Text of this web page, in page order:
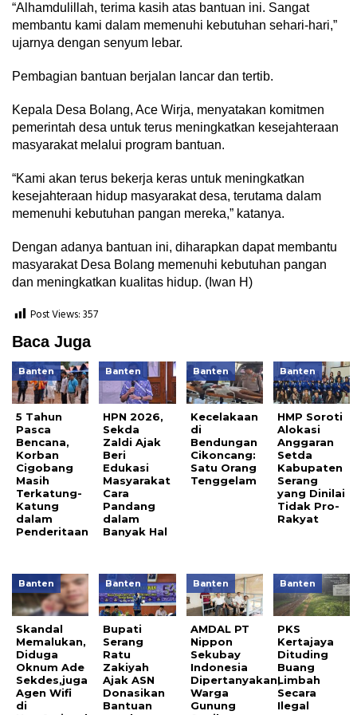
“Alhamdulillah, terima kasih atas bantuan ini. Sangat
membantu kami dalam memenuhi kebutuhan sehari-hari,”
ujarnya dengan senyum lebar.
Pembagian bantuan berjalan lancar dan tertib.
Kepala Desa Bolang, Ace Wirja, menyatakan komitmen
pemerintah desa untuk terus meningkatkan kesejahteraan
masyarakat melalui program bantuan.
“Kami akan terus bekerja keras untuk meningkatkan
kesejahteraan hidup masyarakat desa, terutama dalam
memenuhi kebutuhan pangan mereka,” katanya.
Dengan adanya bantuan ini, diharapkan dapat membantu
masyarakat Desa Bolang memenuhi kebutuhan pangan
dan meningkatkan kualitas hidup. (Iwan H)
Post Views:357
Baca Juga
Banten
5 Tahun
Pasca
Bencana,
Korban
Cigobang
Masih
Terkatung-
Katung
dalam
Penderitaan
Banten
HPN 2026,
Sekda
Zaldi Ajak
Beri
Edukasi
Masyarakat
Cara
Pandang
dalam
Banyak Hal
Banten
Kecelakaan
di
Bendungan
Cikoncang:
Satu Orang
Tenggelam
Banten
HMP Soroti
Alokasi
Anggaran
Setda
Kabupaten
Serang
yang Dinilai
Tidak Pro-
Rakyat
Banten
Skandal
Memalukan,
Diduga
Oknum Ade
Sekdes,juga
Agen Wifi
di
Banten
Bupati
Serang
Ratu
Zakiyah
Ajak ASN
Donasikan
Bantuan
Banten
AMDAL PT
Nippon
Sekubay
Indonesia
Dipertanyakan,
Warga
Gunung
Banten
PKS
Kertajaya
Dituding
Buang
Limbah
Secara
Ilegal